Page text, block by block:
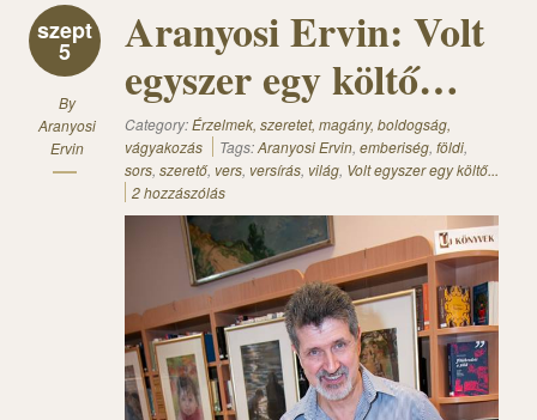
szept
5
By
Aranyosi
Ervin
Aranyosi Ervin: Volt
egyszer egy költő…
Category:Érzelmek, szeretet, magány, boldogság,
vágyakozás
Tags:Aranyosi Ervin, emberiség, földi,
sors, szerető, vers, versírás, világ, Volt egyszer egy költő...
2 hozzászólás